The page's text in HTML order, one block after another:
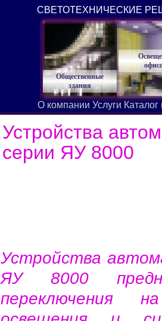
Устройства
серии ЯУ 8000
Устройства
ЯУ 8000
переключения
СВЕТОТЕХНИЧЕСКИЕ
Общественные
здания
О компании Услуги